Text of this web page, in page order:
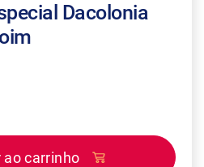
Dacolonia
ao carrinho